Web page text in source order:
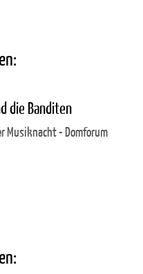
die Banditen
Musiknacht - Domforum